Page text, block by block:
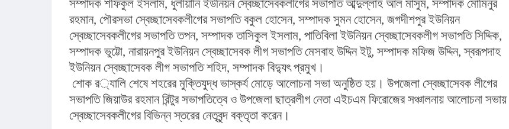
সম্পাদক শফিকুল ইসলাম, ধুলীয়ানি ইউনিয়ন স্বেচ্ছাসেবকলীগের সভাপতি আব্দুল্লাহ আল মাসুম, সম্পাদক মোমিনুর
রহমান, পৌরসভা স্বেচ্ছাসেবকলীগের সভাপতি বকুল হোসেন, সম্পাদক সুমন হোসেন, জগদীশপুর ইউনিয়ন
স্বেচ্ছাসেবকলীগের সভাপতি তপন, সম্পাদক তাসিকুল ইসলাম, পাতিবিলা ইউনিয়ন স্বেচ্ছাসেবকলীগ সভাপতি সিদ্দিক,
সম্পাদক ভুট্টো, নারায়নপুর ইউনিয়ন স্বেচ্ছাসেবক লীগ সভাপতি মেসবাহ উদ্দিন ইটু, সম্পাদক মফিজ উদ্দিন, স্বরূপদাহ
ইউনিয়ন স্বেচ্ছাসেবক লীগ সভাপতি শহিদ, সম্পাদক বিদ্যুৎ প্রমুখ।
সভাপতি জিয়াউর রহমান রিন্টুর সভাপতিত্বে ও উপজেলা ছাত্রলীগ নেতা এইচএম ফিরোজের সঞ্চালনায় আলোচনা সভায়
স্বেচ্ছাসেবকলীগের বিভিন্ন স্তরের নেতৃবৃন্দ বক্তৃতা করেন।